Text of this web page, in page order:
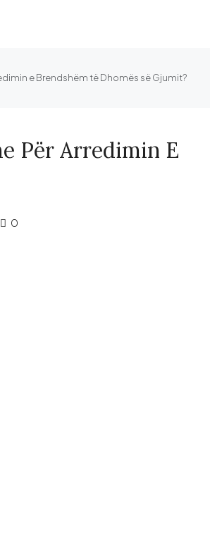
e Brendshëm të Dhomës së Gjumit?
Për Arredimin E
0